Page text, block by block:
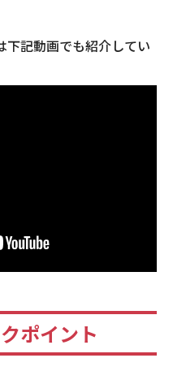
下記動画でも紹介してい
ポイント